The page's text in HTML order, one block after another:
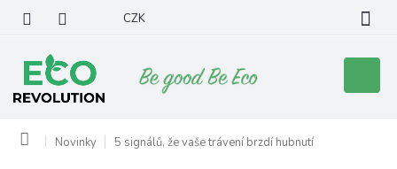
obsah
CZK
košík
Domů Novinky 5 signálů, že vaše trávení brzdí hubnutí